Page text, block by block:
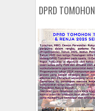
DPRD TOMOHON